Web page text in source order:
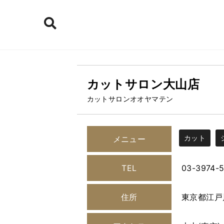
カットサロン大山店
カットサロンオオヤマテン
メニュー カット
TEL 03-3974-
住所 東京都江